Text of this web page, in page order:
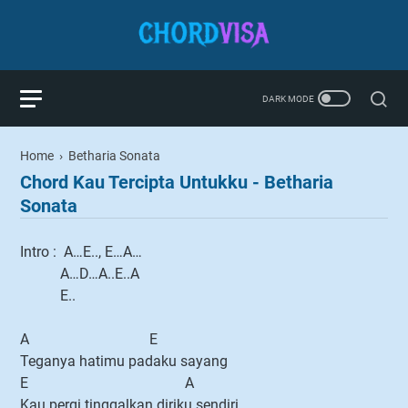
Home › Betharia Sonata
Chord Kau Tercipta Untukku - Betharia
Sonata
Intro : A…E.., E…A…
A…D…A..E..A
E..
A E
Teganya hatimu padaku sayang
E A